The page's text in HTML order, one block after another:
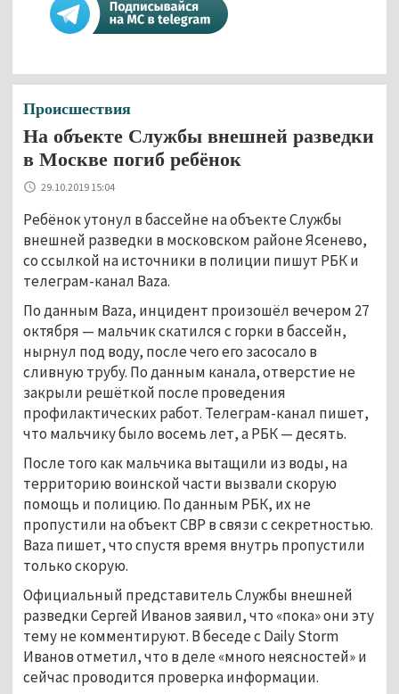
Происшествия
На объекте Службы внешней разведки
в Москве погиб ребёнок
29.10.2019 15:04
Ребёнок утонул в бассейне на объекте Службы
внешней разведки в московском районе Ясенево,
со ссылкой на источники в полиции пишут РБК и
телеграм-канал Baza.
По данным Baza, инцидент произошёл вечером 27
октября — мальчик скатился с горки в бассейн,
нырнул под воду, после чего его засосало в
сливную трубу. По данным канала, отверстие не
закрыли решёткой после проведения
профилактических работ. Телеграм-канал пишет,
что мальчику было восемь лет, а РБК — десять.
После того как мальчика вытащили из воды, на
территорию воинской части вызвали скорую
помощь и полицию. По данным РБК, их не
пропустили на объект СВР в связи с секретностью.
Baza пишет, что спустя время внутрь пропустили
только скорую.
Официальный представитель Службы внешней
разведки Сергей Иванов заявил, что «пока» они эту
тему не комментируют. В беседе с Daily Storm
Иванов отметил, что в деле «много неясностей» и
сейчас проводится проверка информации.